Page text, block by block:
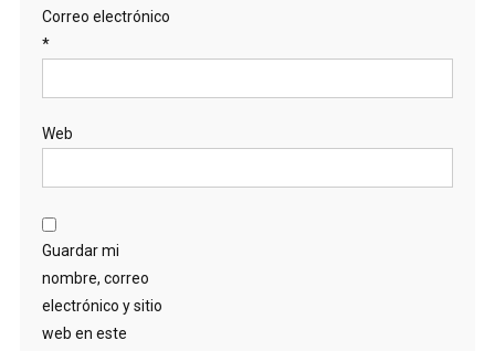
Correo electrónico
*
Web
Guardar mi
nombre, correo
electrónico y sitio
web en este